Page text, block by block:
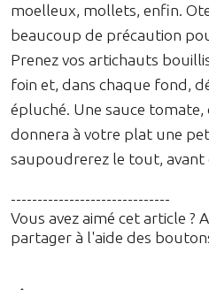
moelleux, mollets, enfin.
beaucoup de précaution
Prenez vos artichauts
foin et, dans chaque fond,
épluché. Une sauce tomate,
donnera à votre plat une
saupoudrerez le tout, avant
------------------------------
Vous avez aimé cet article ?
partager à l'aide des